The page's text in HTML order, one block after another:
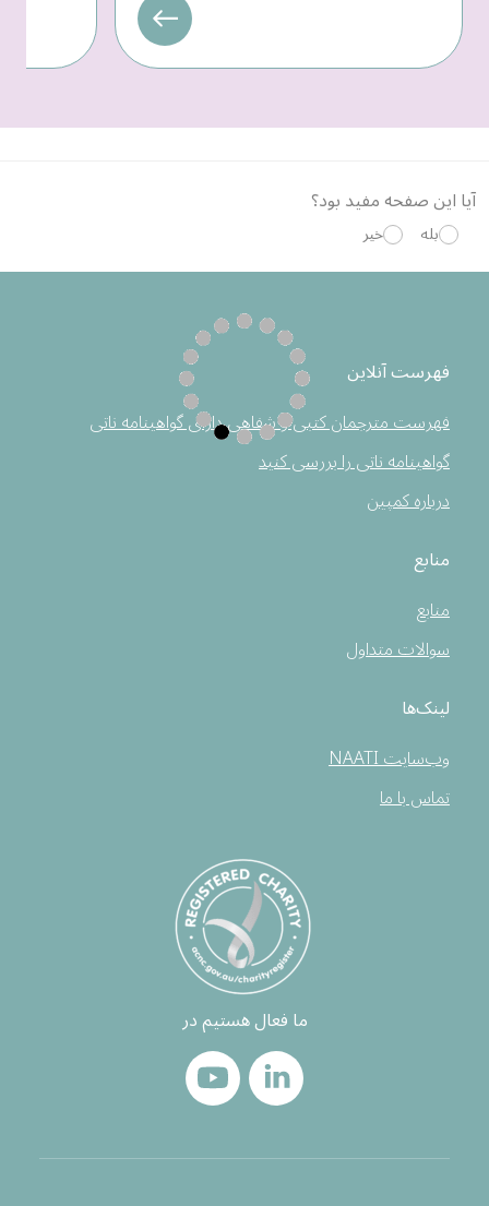
آیا این صفحه مفید بود؟
بله خیر
فهرست آنلاین
فهرست مترجمان کتبی و شفاهی دارای گواهینامه ناتی
گواهینامه ناتی را بررسی کنید
درباره کمپین
منابع
منابع
سوالات متداول
لینک‌ها
وب‌سایت NAATI
تماس با ما
ما فعال هستیم در